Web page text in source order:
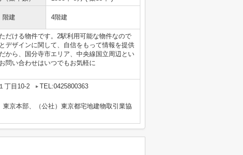
階建 4階建
だける物件です。2駅利用可能な物件なので
デザインに関して、自信をもって情報を提供
から、国分寺市エリア、中央線国立周辺とい
問い合わせはいつでもお気軽に
丁目10-2
TEL:0425800363
京本部、（公社）東京都宅地建物取引業協